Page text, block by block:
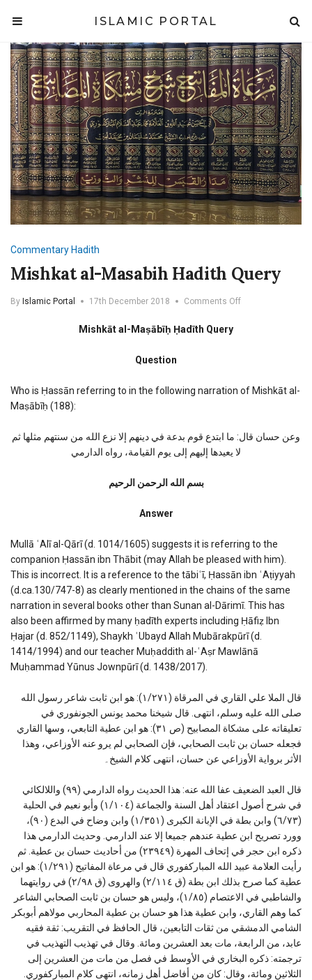
ISLAMIC PORTAL
CommentaryHadith
Mishkat al-Masabih Hadith Query
By Islamic Portal 17th December 2018 Comments Offon
Mishkāt al-Maṣābīḥ Ḥadīth Query
Question
Who is Ḥassān referring to in the following narration of Mishkāt al-
Maṣābīḥ (188):
وعن حسان قال: ما ابتدع قوم بدعة في دينهم إلا نزع الله من سنتهم مثلها ثم
لا يعيدها إليهم إلى يوم القيامة، رواه الدارمي
بسم الله الرحمن الرحیم
Answer
Mullā ʿAlī al-Qārī (d. 1014/1605) suggests it is referring to the
companion Ḥassān ibn Thābit (may Allah be pleased with him).
This is incorrect. It is a reference to the tābiʿī, Ḥassān ibn ʿAṭiyyah
(d.ca.130/747-8) as clearly mentioned in the chains of the same
narration in several books other than Sunan al-Dārimī. This has
also been affirmed by many ḥadīth experts including Ḥāfiẓ Ibn
Ḥajar (d. 852/1149), Shaykh ʿUbayd Allah Mubārakpūrī (d.
1414/1994) and our teacher Muḥaddith al-ʿAṣr Mawlānā
Muḥammad Yūnus Jownpūrī (d. 1438/2017).
قال الملا علي القاري في المرقاة (١/٢٧١): هو ابن ثابت شاعر رسول الله
صلى الله عليه وسلم، انتهى. قال شيخنا محمد يونس الجونفوري في
تعليقاته على مشكاة المصابيح (ص ٣١): هو ابن عطية التابعي، وسها القاري
فجعله حسان بن ثابت الصحابي، فإن الصحابي لم يرو عنه الأوزاعي، وهذا
الأثر برواية الأوزاعي عن حسان، انتهى كلام الشيخ۔
قال العبد الضعيف عفا الله عنه: هذا الحديث رواه الدارمي (٩٩) واللالكائي
في شرح أصول اعتقاد أهل السنة والجماعة (١/١٠٤) وأبو نعيم في الحلية
(٦/٧٣) وابن بطة في الإبانة الكبرى (١/٣٥١) وابن وضاح في البدع (٩٠)،
وورد تصريح ابن عطية عندهم جميعا إلا عند الدارمي. وحديث الدارمي هذا
ذكره ابن حجر في إتحاف المهرة (٢٣٩٤٩) من أحاديث حسان بن عطية. ثم
رأيت العلامة عبيد الله المباركفوري قال في مرعاة المفاتيح (١/٢٩١): هو ابن
عطية كما صرح بذلك ابن بطة (ق ٢/١١٤) والهروى (ق ٢/٩٨) في روايتهما
والشاطبي في الاعتصام (١/٨٥)، وليس هو حسان بن ثابت الصحابي الشاعر
كما وهم القاري، وابن عطية هذا هو حسان بن عطية المحاربي مولاهم أبوبكر
الشامي الدمشقي من ثقات التابعين، قال الحافظ في التقريب: ثقة فقيه
عابد، من الرابعة، مات بعد العشرين ومائة. وقال في تهذيب التهذيب في
ترجمته: ذكره البخاري في الأوسط في فصل من مات من العشرين إلى
الثلاثين ومائة، وقال: كان من أفاضل أهل زمانه، انتهى كلام المباركفوري.